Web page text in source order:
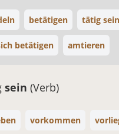
betätigen tätig sein
betätigen amtieren
sein(Verb)
vorkommen